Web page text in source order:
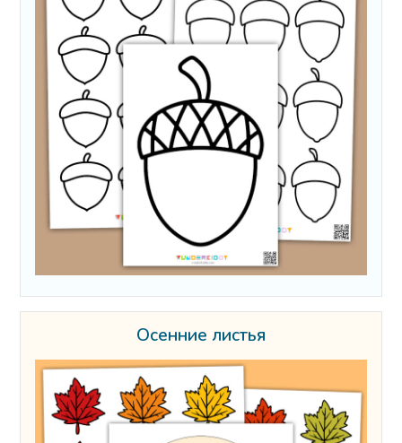
Осенние листья